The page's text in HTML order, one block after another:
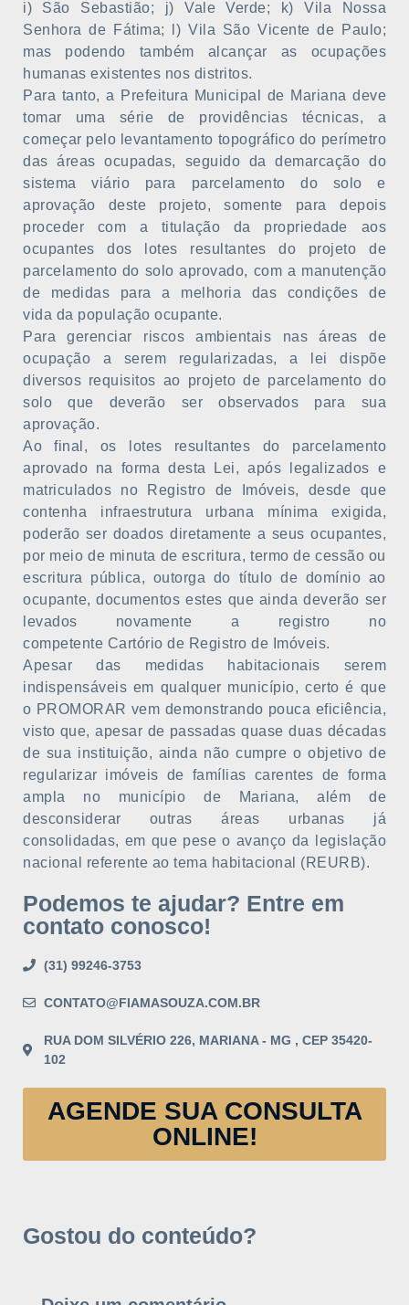
i) São Sebastião; j) Vale Verde; k) Vila Nossa
Senhora de Fátima; l) Vila São Vicente de Paulo;
mas podendo também alcançar as ocupações
humanas existentes nos distritos.
Para tanto, a Prefeitura Municipal de Mariana deve
tomar uma série de providências técnicas, a
começar pelo levantamento topográfico do perímetro
das áreas ocupadas, seguido da demarcação do
sistema viário para parcelamento do solo e
aprovação deste projeto, somente para depois
proceder com a titulação da propriedade aos
ocupantes dos lotes resultantes do projeto de
parcelamento do solo aprovado, com a manutenção
de medidas para a melhoria das condições de
vida da população ocupante.
Para gerenciar riscos ambientais nas áreas de
ocupação a serem regularizadas, a lei dispõe
diversos requisitos ao projeto de parcelamento do
solo que deverão ser observados para sua
aprovação.
Ao final, os lotes resultantes do parcelamento
aprovado na forma desta Lei, após legalizados e
matriculados no Registro de Imóveis, desde que
contenha infraestrutura urbana mínima exigida,
poderão ser doados diretamente a seus ocupantes,
por meio de minuta de escritura, termo de cessão ou
escritura pública, outorga do título de domínio ao
ocupante, documentos estes que ainda deverão ser
levados novamente a registro no
competente Cartório de Registro de Imóveis.
Apesar das medidas habitacionais serem
indispensáveis em qualquer município, certo é que
o PROMORAR vem demonstrando pouca eficiência,
visto que, apesar de passadas quase duas décadas
de sua instituição, ainda não cumpre o objetivo de
regularizar imóveis de famílias carentes de forma
ampla no município de Mariana, além de
desconsiderar outras áreas urbanas já
consolidadas, em que pese o avanço da legislação
nacional referente ao tema habitacional (REURB).
Podemos te ajudar? Entre em
contato conosco!
(31) 99246-3753
CONTATO@FIAMASOUZA.COM.BR
RUA DOM SILVÉRIO 226, MARIANA - MG , CEP 35420-
102
AGENDE SUA CONSULTA
ONLINE!
Gostou do conteúdo?